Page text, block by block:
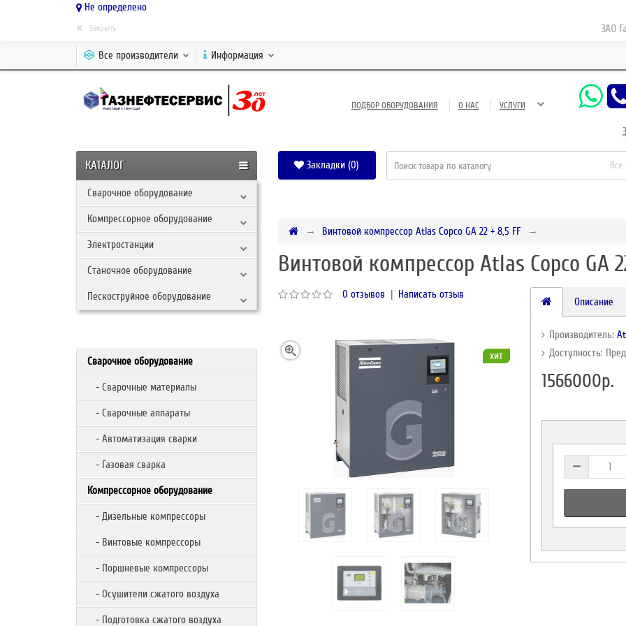
Не определено
ЗАО
× Закрыть
Все производители Информация
ПОДБОР ОБОРУДОВАНИЯ О НАС УСЛУГИ
КАТАЛОГ
Сварочное оборудование
Компрессорное оборудование
Электростанции
Станочное оборудование
Пескоструйное оборудование
Закладки (0) Все
Сварочное оборудование
- Сварочные материалы
- Сварочные аппараты
- Автоматизация сварки
- Газовая сварка
Компрессорное оборудование
- Дизельные компрессоры
- Винтовые компрессоры
- Поршневые компрессоры
- Осушители сжатого воздуха
- Подготовка сжатого воздуха
Винтовой компрессор Atlas Copco GA 22 + 8,5 FF
Винтовой компрессор Atlas Copco GA
0 отзывов | Написать отзыв
хит
Описание
Производитель:
Доступность:
1566000р.